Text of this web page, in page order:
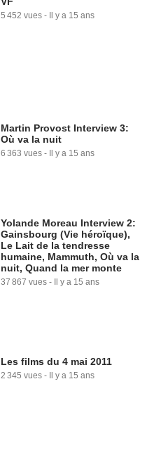
5 452 vues - Il y a 15 ans
Martin Provost Interview 3:
Où va la nuit
6 363 vues - Il y a 15 ans
Yolande Moreau Interview 2:
Gainsbourg (Vie héroïque),
Le Lait de la tendresse
humaine, Mammuth, Où va la
nuit, Quand la mer monte
37 867 vues - Il y a 15 ans
Les films du 4 mai 2011
2 345 vues - Il y a 15 ans